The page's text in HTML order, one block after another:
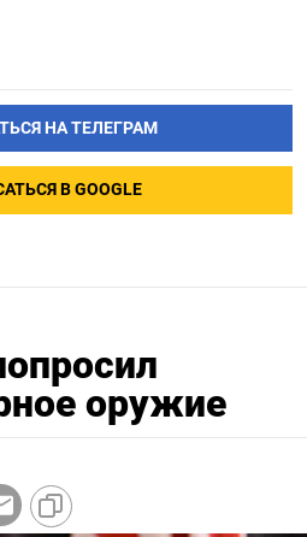
НА ТЕЛЕГРАМ
В GOOGLE
оружие